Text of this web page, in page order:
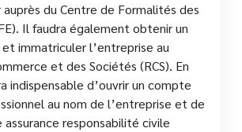
du Centre de Formalités des
Il faudra également obtenir un
et immatriculer l’entreprise au
et des Sociétés (RCS). En
indispensable d’ouvrir un compte
au nom de l’entreprise et de
assurance responsabilité civile